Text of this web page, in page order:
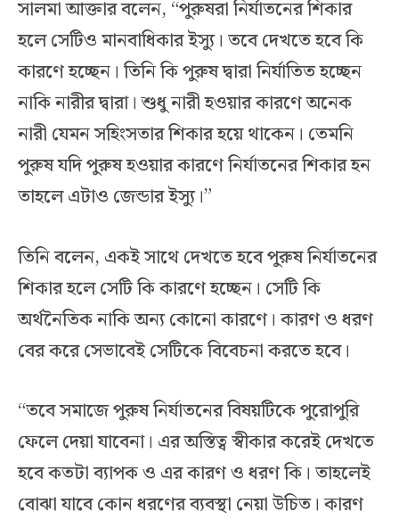
সালমা আক্তার বলেন, “পুরুষরা নির্যাতনের শিকার
হলে সেটিও মানবাধিকার ইস্যু। তবে দেখতে হবে কি
কারণে হচ্ছেন। তিনি কি পুরুষ দ্বারা নির্যাতিত হচ্ছেন
নাকি নারীর দ্বারা। শুধু নারী হওয়ার কারণে অনেক
নারী যেমন সহিংসতার শিকার হয়ে থাকেন। তেমনি
পুরুষ যদি পুরুষ হওয়ার কারণে নির্যাতনের শিকার হন
তাহলে এটাও জেন্ডার ইস্যু।”
তিনি বলেন, একই সাথে দেখতে হবে পুরুষ নির্যাতনের
শিকার হলে সেটি কি কারণে হচ্ছেন। সেটি কি
অর্থনৈতিক নাকি অন্য কোনো কারণে। কারণ ও ধরণ
বের করে সেভাবেই সেটিকে বিবেচনা করতে হবে।
“তবে সমাজে পুরুষ নির্যাতনের বিষয়টিকে পুরোপুরি
ফেলে দেয়া যাবেনা। এর অস্তিত্ব স্বীকার করেই দেখতে
হবে কতটা ব্যাপক ও এর কারণ ও ধরণ কি। তাহলেই
বোঝা যাবে কোন ধরণের ব্যবস্থা নেয়া উচিত। কারণ